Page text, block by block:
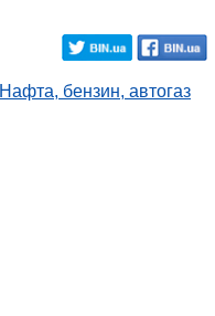
Нафта, бензин, автогаз